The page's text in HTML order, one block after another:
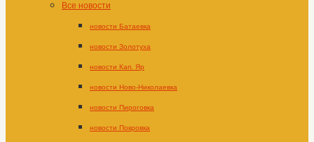
Все новости
новости Батаевка
новости Золотуха
новости Кап. Яр
новости Ново-Николаевка
новости Пироговка
новости Покровка